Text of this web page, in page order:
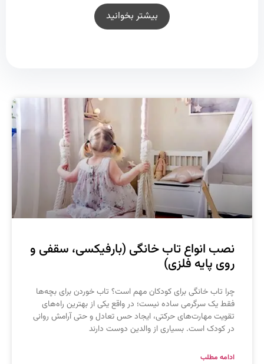
بیشتر بخوانید
بیشتر بخوانید
بیشتر بخوانید
انواع تاب خانگی (بارفیکسی، سقفی و
پایه فلزی)
تاب خانگی برای کودکان مهم است؟ تاب خوردن برای بچه‌ها
یک سرگرمی ساده نیست؛ در واقع یکی از بهترین راه‌های
مهارت‌های حرکتی، ایجاد حس تعادل و حتی آرامش روانی
کودک است. بسیاری از والدین دوست دارند
مطلب